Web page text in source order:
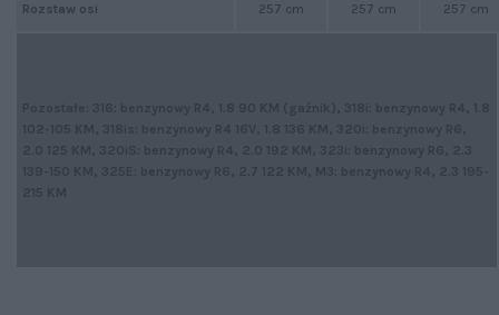
257 cm 257 cm 257 cm
Rozstaw osi